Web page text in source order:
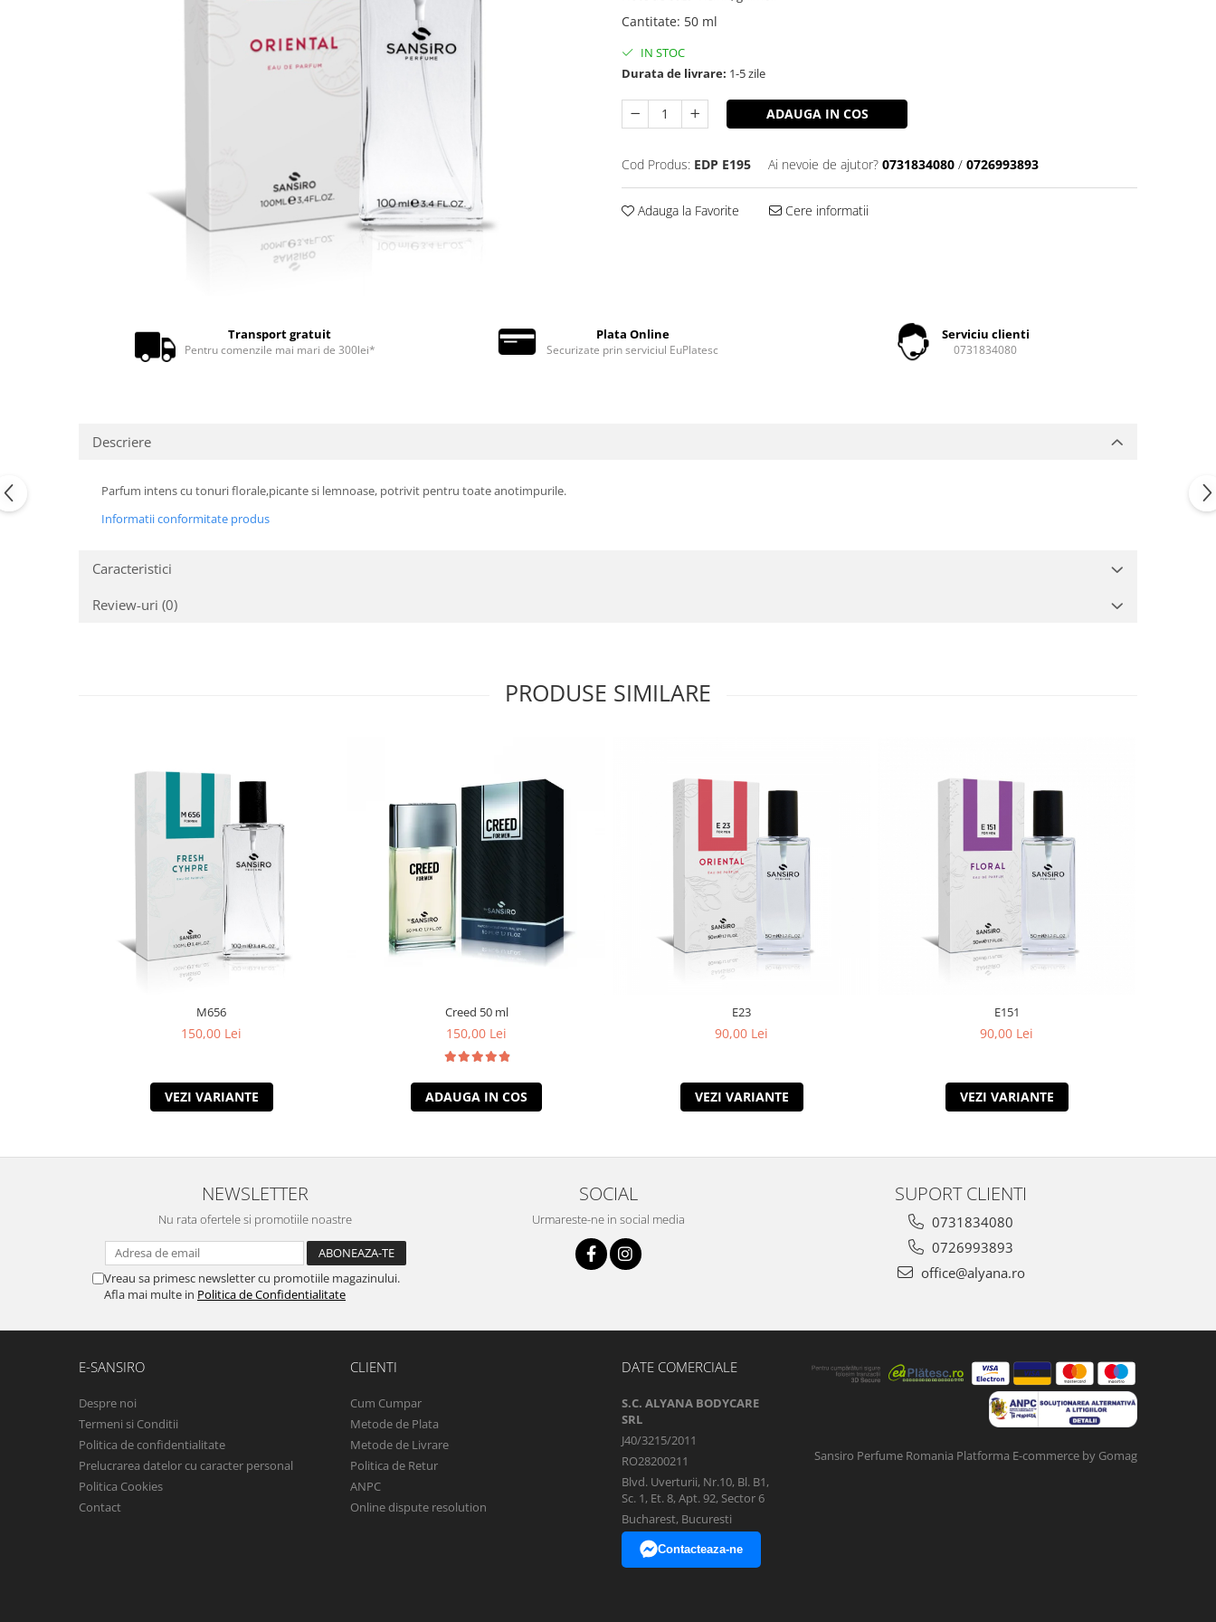
Cantitate: 50 ml
IN STOC
Durata de livrare: 1-5 zile
ADAUGA IN COS
Cod Produs: EDP E195 Ai nevoie de ajutor? 0731834080 / 0726993893
Adauga la Favorite Cere informatii
Transport gratuit
Pentru comenzile mai mari de 300lei*
Plata Online
Securizate prin serviciul EuPlatesc
Serviciu clienti
0731834080
Descriere
Parfum intens cu tonuri florale,picante si lemnoase, potrivit pentru toate anotimpurile.
Informatii conformitate produs
Caracteristici
Review-uri (0)
PRODUSE SIMILARE
M656
150,00 Lei
VEZI VARIANTE
Creed 50 ml
150,00 Lei
ADAUGA IN COS
E23
90,00 Lei
VEZI VARIANTE
E151
90,00 Lei
VEZI VARIANTE
NEWSLETTER
Nu rata ofertele si promotiile noastre
Vreau sa primesc newsletter cu promotiile magazinului.
Afla mai multe in Politica de Confidentialitate
SOCIAL
Urmareste-ne in social media
SUPORT CLIENTI
0731834080
0726993893
office@alyana.ro
E-SANSIRO
Despre noi
Termeni si Conditii
Politica de confidentialitate
Prelucrarea datelor cu caracter personal
Politica Cookies
Contact
CLIENTI
Cum Cumpar
Metode de Plata
Metode de Livrare
Politica de Retur
ANPC
Online dispute resolution
DATE COMERCIALE
S.C. ALYANA BODYCARE
SRL
J40/3215/2011
RO28200211
Blvd. Uverturii, Nr.10, Bl. B1,
Sc. 1, Et. 8, Apt. 92, Sector 6
Bucharest, Bucuresti
Contacteaza-ne
Sansiro Perfume Romania Platforma E-commerce by Gomag